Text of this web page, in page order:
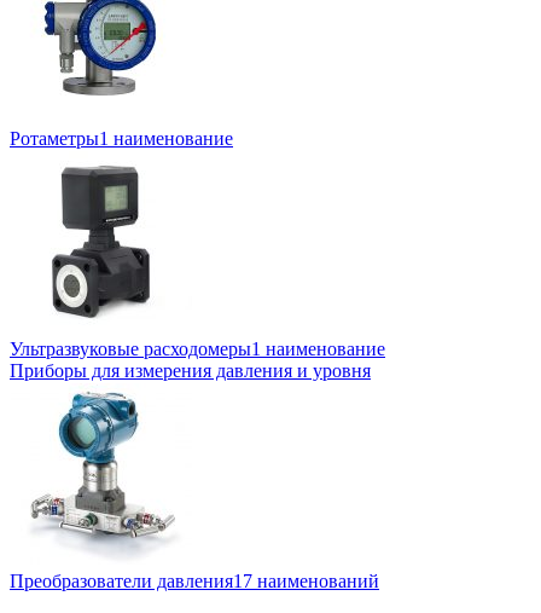
Ротаметры1 наименование
Ультразвуковые расходомеры1 наименование
Приборы для измерения давления и уровня
Преобразователи давления17 наименований